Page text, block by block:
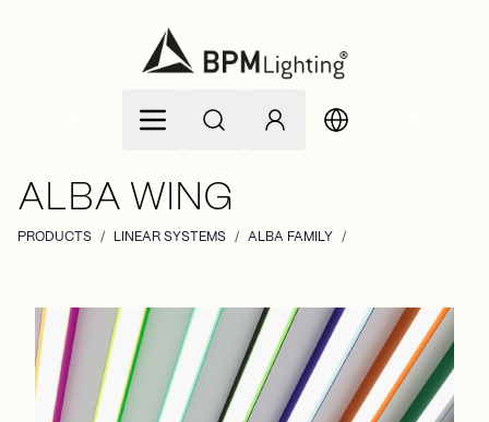
ALBA WING
PRODUCTS / LINEAR SYSTEMS / ALBA FAMILY /